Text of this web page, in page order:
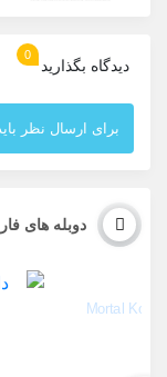
دیدگاه بگذارید
0
برای ارسال نظر
دوبله های